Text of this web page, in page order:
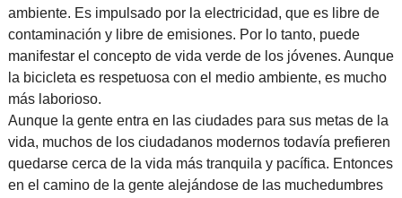
ambiente. Es impulsado por la electricidad, que es libre de
contaminación y libre de emisiones. Por lo tanto, puede
manifestar el concepto de vida verde de los jóvenes. Aunque
la bicicleta es respetuosa con el medio ambiente, es mucho
más laborioso.
Aunque la gente entra en las ciudades para sus metas de la
vida, muchos de los ciudadanos modernos todavía prefieren
quedarse cerca de la vida más tranquila y pacífica. Entonces
en el camino de la gente alejándose de las muchedumbres